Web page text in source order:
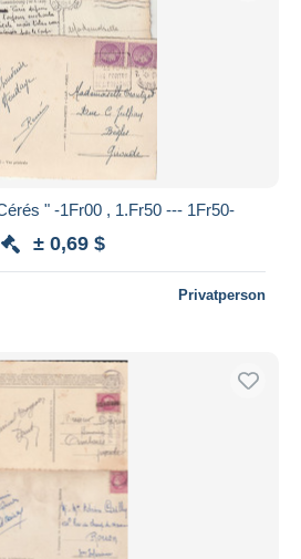
" -1Fr00 , 1.Fr50 --- 1Fr50-
± 0,69 $
Privatperson